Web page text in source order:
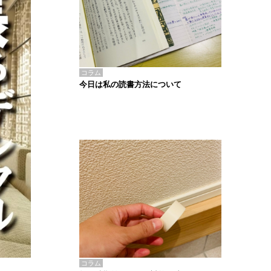
コラム
今日は私の読書方法について
コラム